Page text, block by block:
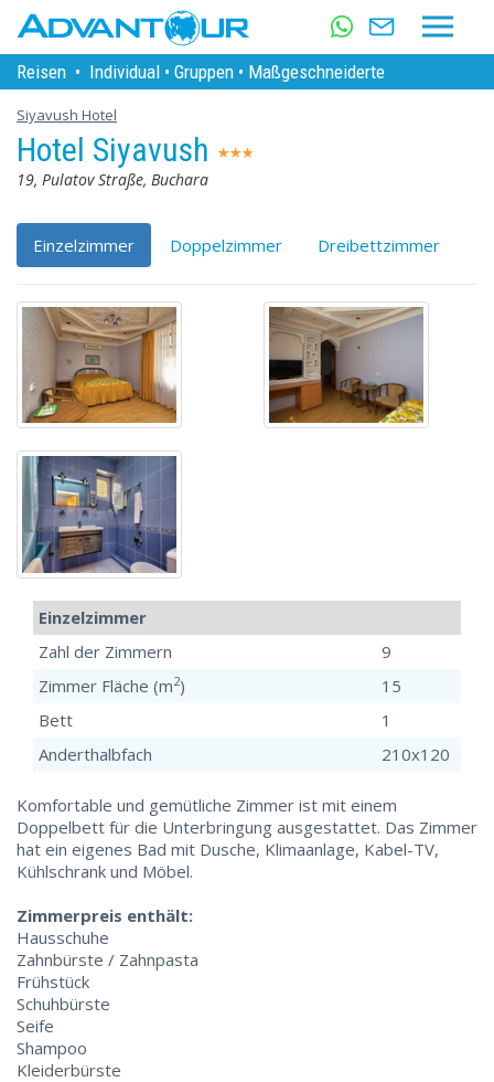
Reisen • Individual • Gruppen • Maßgeschneiderte
Siyavush Hotel
Hotel Siyavush
19, Pulatov Straße, Buchara
Einzelzimmer Doppelzimmer Dreibettzimmer
Einzelzimmer
Zahl der Zimmern
9
Zimmer Fläche (m2)
15
Bett
1
Anderthalbfach
210x120
Komfortable und gemütliche Zimmer ist mit einem
Doppelbett für die Unterbringung ausgestattet. Das Zimmer
hat ein eigenes Bad mit Dusche, Klimaanlage, Kabel-TV,
Kühlschrank und Möbel.
Zimmerpreis enthält:
Hausschuhe
Zahnbürste / Zahnpasta
Frühstück
Schuhbürste
Seife
Shampoo
Kleiderbürste